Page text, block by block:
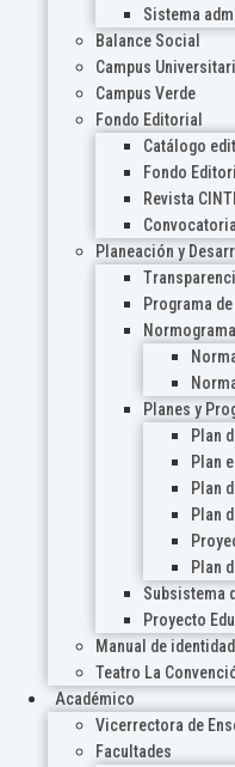
Sistema
Balance Social
Campus
Campus Verde
Fondo Editorial
Catálogo
Fondo
Revista
Planeación y
Programa
Normograma
Planes y
Plan
Plan
Plan
Plan
Plan
Subsistema
Proyecto
Manual de
Teatro La
Académico
Vicerrectora de
Facultades